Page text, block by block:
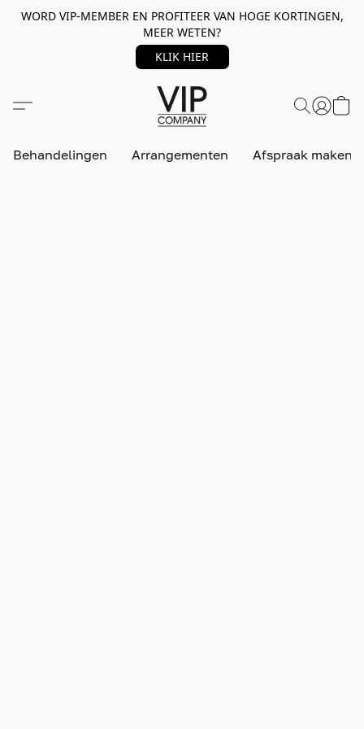
WORD VIP-MEMBER EN PROFITEER VAN HOGE KORTINGEN,
MEER WETEN?
KLIK HIER
Behandelingen Arrangementen Afspraak maken